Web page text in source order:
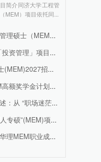
简介同济大学工程管
MEM）项目依托同...
）招生说明（专业代...
管理」项目介绍
招生宣传册
，重磅奖励，多重叠...
迷茫”到 “思维清晰...
项目及2026年招...
成长营线上场次，20...